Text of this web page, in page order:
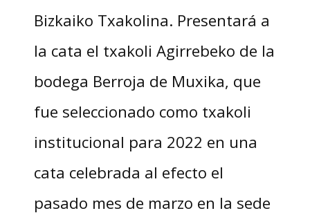
Bizkaiko Txakolina. Presentará a
la cata el txakoli Agirrebeko de la
bodega Berroja de Muxika, que
fue seleccionado como txakoli
institucional para 2022 en una
cata celebrada al efecto el
pasado mes de marzo en la sede